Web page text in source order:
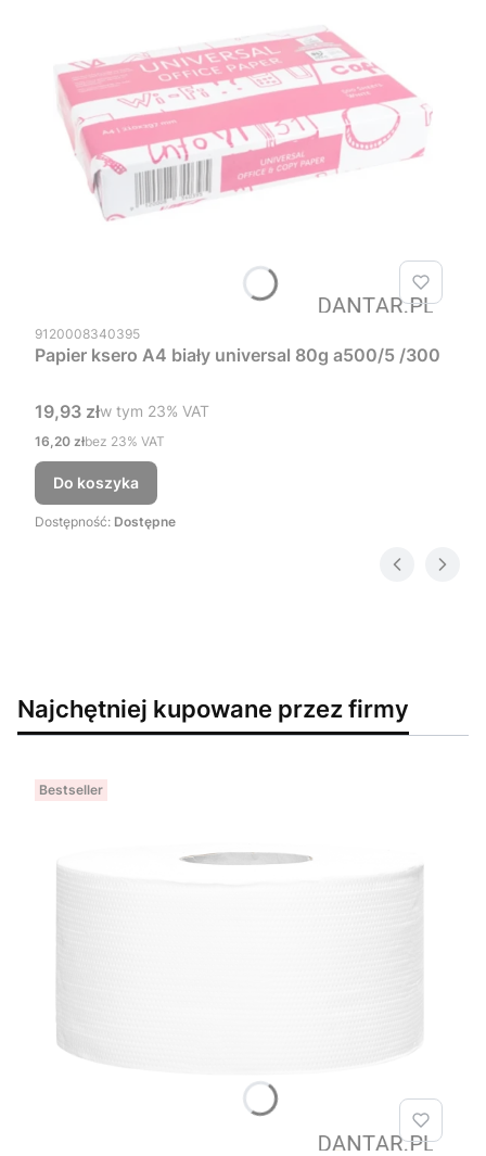
Kod produktu
9120008340395
Papier ksero A4 biały universal 80g a500/5 /300
Cena brutto
19,93 złw tym %s VAT
w tym 23% VAT
Cena netto
16,20 złbez 23% VAT
Do koszyka
Dostępność: Dostępne
Najchętniej kupowane przez firmy
Bestseller